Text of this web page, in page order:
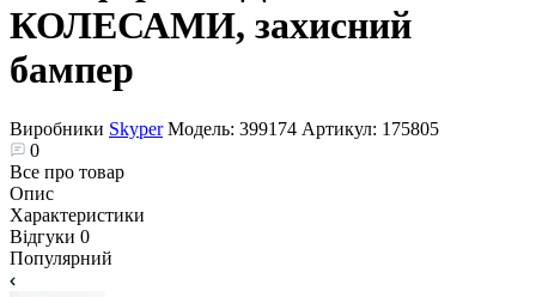
КОЛЕСАМИ, захисний
бампер
Виробники Skyper Модель: 399174 Артикул: 175805
0
Все про товар
Опис
Характеристики
Відгуки 0
Популярний